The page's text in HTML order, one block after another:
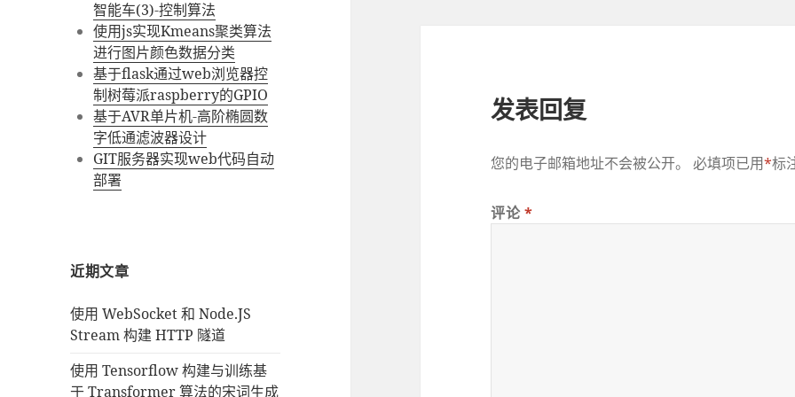
智能车(3)-控制算法
使用js实现Kmeans聚类算法
进行图片颜色数据分类
基于flask通过web浏览器控
制树莓派raspberry的GPIO
基于AVR单片机-高阶椭圆数
字低通滤波器设计
GIT服务器实现web代码自动
部署
近期文章
使用 WebSocket 和 Node.JS
Stream 构建 HTTP 隧道
使用 Tensorflow 构建与训练基
于 Transformer 算法的宋词生成
发表回复
您的电子邮箱地址不会被公开。 必填项已用*标
评论*